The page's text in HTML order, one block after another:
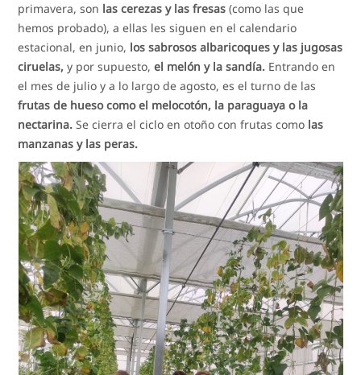
primavera, son las cerezas y las fresas (como las que
hemos probado), a ellas les siguen en el calendario
estacional, en junio, los sabrosos albaricoques y las jugosas
ciruelas, y por supuesto,el melón y la sandía. Entrando en
el mes de julio y a lo largo de agosto, es el turno de las
frutas de hueso como el melocotón, la paraguaya o la
nectarina.Se cierra el ciclo en otoño con frutas como las
manzanas y las peras.